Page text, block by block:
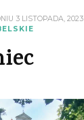
3 LISTOPADA, 2023